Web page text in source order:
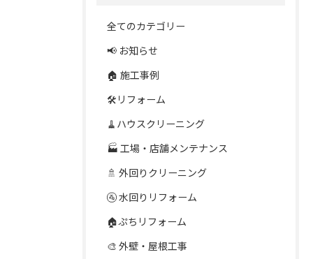
全てのカテゴリー
📢 お知らせ
🏠 施工事例
🛠️リフォーム
🧹ハウスクリーニング
🏭 工場・店舗メンテナンス
🚿 外回りクリーニング
🚰 水回りリフォーム
🏠ぷちリフォーム
🎨 外壁・屋根工事